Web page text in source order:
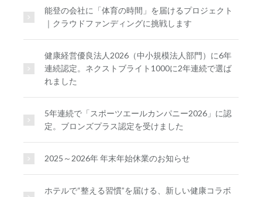
能登の会社に「体育の時間」を届けるプロジェクト
｜クラウドファンディングに挑戦します
健康経営優良法人2026（中小規模法人部門）に6年
連続認定。ネクストブライト1000に2年連続で選ば
れました
5年連続で「スポーツエールカンパニー2026」に認
定。ブロンズプラス認定を受けました
2025～2026年 年末年始休業のお知らせ
ホテルで“整える習慣”を届ける、新しい健康コラボ